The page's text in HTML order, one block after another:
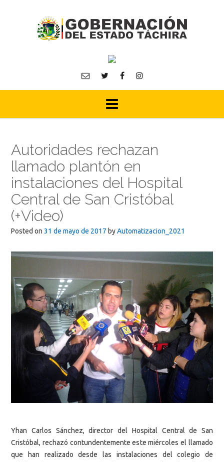
Autoridades rechazan
llamado plantón en
instalaciones del Hospital
Central de San Cristóbal
(+Video)
Posted on 31 de mayo de 2017 byAutomatizacion_2021
Yhan Carlos Sánchez, director del Hospital Central de San
Cristóbal, rechazó contundentemente este miércoles el llamado
que han realizado desde las instalaciones del colegio de